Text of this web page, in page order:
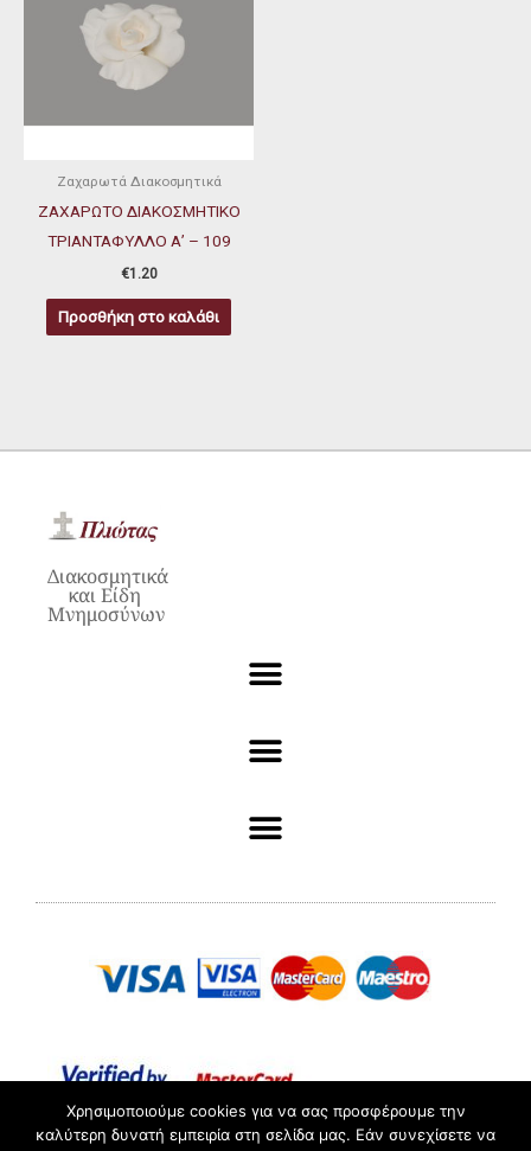
Ζαχαρωτά Διακοσμητικά
ΖΑΧΑΡΩΤΟ ΔΙΑΚΟΣΜΗΤΙΚΟ
ΤΡΙΑΝΤΑΦΥΛΛΟ Α’ – 109
€1.20
Προσθήκη στο καλάθι
Διακοσμητικά
και Είδη
Μνημοσύνων
Χρησιμοποιούμε cookies για να σας προσφέρουμε την
καλύτερη δυνατή εμπειρία στη σελίδα μας. Εάν συνεχίσετε να